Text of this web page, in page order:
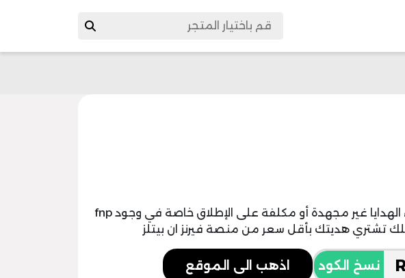
الآن أصبحت عمليات شراء الهدايا غير مجهدة أو مكلفة على الإطلاق خاصة في وجود fnp
نسخ الكود اذهب الى الموقع